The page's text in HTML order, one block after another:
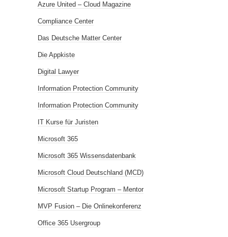
Azure United – Cloud Magazine
Compliance Center
Das Deutsche Matter Center
Die Appkiste
Digital Lawyer
Information Protection Community
Information Protection Community
IT Kurse für Juristen
Microsoft 365
Microsoft 365 Wissensdatenbank
Microsoft Cloud Deutschland (MCD)
Microsoft Startup Program – Mentor
MVP Fusion – Die Onlinekonferenz
Office 365 Usergroup